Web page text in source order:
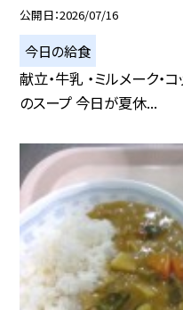
公開日 2026/07/16
今日の給食
献立・牛乳 ・ミルメーク・
のスープ 今日が夏休...